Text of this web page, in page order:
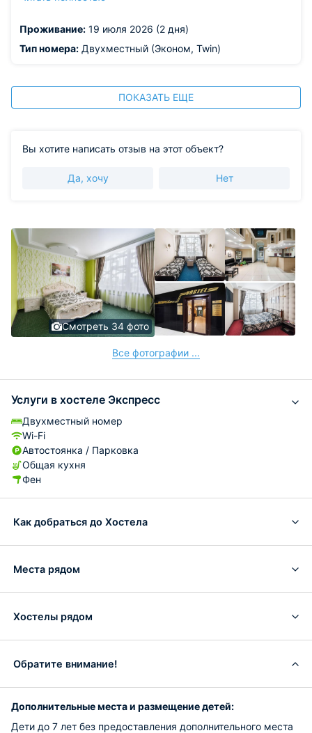
на них неудобно. Под окнами находится трамвайное
ночью
Проживание: 19 июля 2026 (2 дня)
Тип номера: Двухместный (Эконом, Twin)
ПОКАЗАТЬ ЕЩЕ
Вы хотите написать отзыв на этот объект?
Да, хочу Нет
Смотреть 34 фото
Все фотографии ...
Услуги в хостеле Экспресс
Двухместный номер
Wi-Fi
Автостоянка / Парковка
Общая кухня
Фен
Как добраться до Хостела
Места рядом
Хостелы рядом
Обратите внимание!
Дополнительные места и размещение детей:
Дети до 7 лет без предоставления дополнительного места